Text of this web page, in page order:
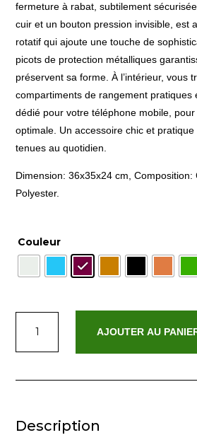
fermeture à rabat, subtilement
cuir et un bouton pression invisible, est
rotatif qui ajoute une touche de
picots de protection métalliques
préservent sa forme. À l’intérieur, vous
compartiments de rangement pratiques
dédié pour votre téléphone mobile,
optimale. Un accessoire chic et
tenues au quotidien.
Dimension: 36x35x24 cm, Composition:
Polyester.
Couleur
Joyce
AJOUTER AU
Description